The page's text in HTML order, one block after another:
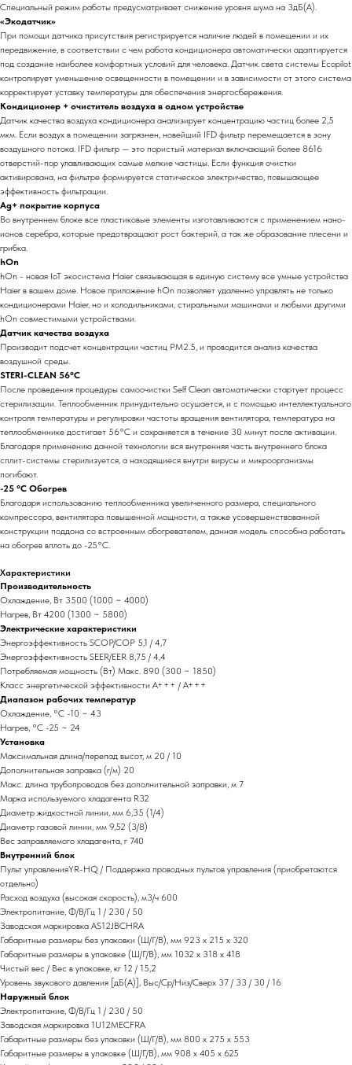
Специальный режим работы предусматривает снижение уровня шума на 3дБ(А).
«Экодатчик»
При помощи датчика присутствия регистрируется наличие людей в помещении и их
передвижение, в соответствии с чем работа кондиционера автоматически адаптируется
под создание наиболее комфортных условий для человека. Датчик света системы Ecopilot
контролирует уменьшение освещенности в помещении и в зависимости от этого система
корректирует уставку температуры для обеспечения энергосбережения.
Кондиционер + очиститель воздуха в одном устройстве
Датчик качества воздуха кондиционера анализирует концентрацию частиц более 2,5
мкм. Если воздух в помещении загрязнен, новейший IFD фильтр перемещается в зону
воздушного потока. IFD фильтр — это пористый материал включающий более 8616
отверстий-пор улавливающих самые мелкие частицы. Если функция очистки
активирована, на фильтре формируется статическое электричество, повышающее
эффективность фильтрации.
Ag+ покрытие корпуса
Во внутреннем блоке все пластиковые элементы изготавливаются с применением нано-
ионов серебра, которые предотвращают рост бактерий, а так же образование плесени и
грибка.
hOn
hOn - новая IoT экосистема Haier связывающая в единую систему все умные устройства
Haier в вашем доме. Новое приложение hOn позволяет удаленно управлять не только
кондиционерами Haier, но и холодильниками, стиральными машинами и любыми другими
hOn совместимыми устройствами.
Датчик качества воздуха
Производит подсчет концентрации частиц PM2.5, и проводится анализ качества
воздушной среды.
STERI-CLEAN 56°C
После проведения процедуры самоочистки Self Clean автоматически стартует процесс
стерилизации. Теплообменник принудительно осушается, и с помощью интеллектуального
контроля температуры и регулировки частоты вращения вентилятора, температура на
теплообменнике достигает 56°С и сохраняется в течение 30 минут после активации.
Благодаря применению данной технологии вся внутренняя часть внутреннего блока
сплит-системы стерилизуется, а находящиеся внутри вирусы и микроорганизмы
погибают.
-25 °С Обогрев
Благодаря использованию теплообменника увеличенного размера, специального
компрессора, вентилятора повышенной мощности, а также усовершенствованной
конструкции поддона со встроенным обогревателем, данная модель способна работать
на обогрев вплоть до -25°С.
Характеристики
Производительность
Охлаждение, Вт 3500 (1000 ~ 4000)
Нагрев, Вт 4200 (1300 ~ 5800)
Электрические характеристики
Энергоэффективность SCOP/COP 5,1 / 4,7
Энергоэффективность SEER/EER 8,75 / 4,4
Потребляемая мощность (Вт) Макс. 890 (300 ~ 1850)
Класс энергетической эффективности A+++ / А+++
Диапазон рабочих температур
Охлаждение, °С -10 ~ 43
Нагрев, °С -25 ~ 24
Установка
Максимальная длина/перепад высот, м 20 / 10
Дополнительная заправка (г/м) 20
Макс. длина трубопроводов без дополнительной заправки, м 7
Марка используемого хладагента R32
Диаметр жидкостной линии, мм 6,35 (1/4)
Диаметр газовой линии, мм 9,52 (3/8)
Вес заправляемого хладагента, г 740
Внутренний блок
Пульт управленияYR-HQ / Поддержка проводных пультов управления (приобретаются
отдельно)
Расход воздуха (высокая скорость), м3/ч 600
Электропитание, Ф/В/Гц 1 / 230 / 50
Заводская маркировка AS12JBCHRA
Габаритные размеры без упаковки (Ш/Г/В), мм 923 х 215 х 320
Габаритные размеры в упаковке (Ш/Г/В), мм 1032 х 318 х 418
Чистый вес / Вес в упаковке, кг 12 / 15,2
Уровень звукового давления [дБ(А)], Выс/Ср/Низ/Сверх 37 / 33 / 30 / 16
Наружный блок
Электропитание, Ф/В/Гц 1 / 230 / 50
Заводская маркировка 1U12MECFRA
Габаритные размеры без упаковки (Ш/Г/В), мм 800 х 275 х 553
Габаритные размеры в упаковке (Ш/Г/В), мм 908 х 405 х 625